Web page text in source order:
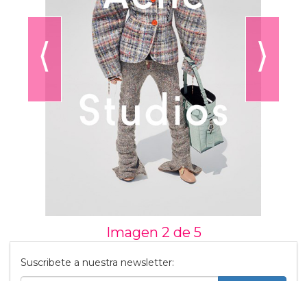
⟨ ⟩
Imagen 2 de 5
Suscribete a nuestra newsletter: